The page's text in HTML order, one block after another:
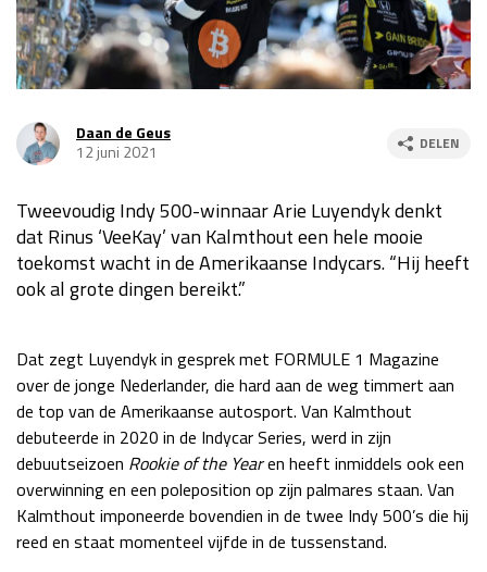
Race
za 13:00 - 15:00
Kwalificatie
za 23:00 - 00:00
Race
zo 21:00 - 23:00
GP MEXICO 2026 30 okt - 01 nov
Kwalificatie
za 22:00 - 23:00
Race
zo 21:00 - 23:00
Kwalificatie
LAS VEGAS GRAND PRIX 2026 20 - 22 nov
GP ABU DHABI 2026 04 - 06 dec
Daan de Geus
12 juni 2021
DELEN
Tweevoudig Indy 500-winnaar Arie Luyendyk denkt
dat Rinus ‘VeeKay’ van Kalmthout een hele mooie
toekomst wacht in de Amerikaanse Indycars. “Hij heeft
ook al grote dingen bereikt.”
Dat zegt Luyendyk in gesprek met FORMULE 1 Magazine
over de jonge Nederlander, die hard aan de weg timmert aan
de top van de Amerikaanse autosport. Van Kalmthout
debuteerde in 2020 in de Indycar Series, werd in zijn
debuutseizoen Rookie of the Yearen heeft inmiddels ook een
overwinning en een poleposition op zijn palmares staan. Van
Kalmthout imponeerde bovendien in de twee Indy 500’s die hij
reed en staat momenteel vijfde in de tussenstand.